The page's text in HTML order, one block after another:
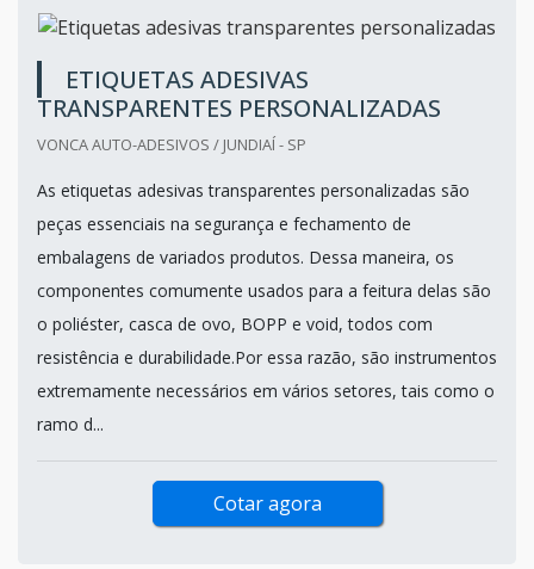
ETIQUETAS ADESIVAS
TRANSPARENTES PERSONALIZADAS
VONCA AUTO-ADESIVOS / JUNDIAÍ - SP
As etiquetas adesivas transparentes personalizadas são
peças essenciais na segurança e fechamento de
embalagens de variados produtos. Dessa maneira, os
componentes comumente usados para a feitura delas são
o poliéster, casca de ovo, BOPP e void, todos com
resistência e durabilidade.Por essa razão, são instrumentos
extremamente necessários em vários setores, tais como o
ramo d...
Cotar agora